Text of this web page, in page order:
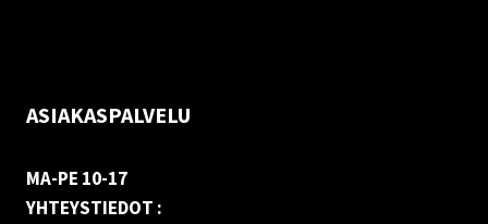
ASIAKASPALVELU
MA-PE 10-17
YHTEYSTIEDOT :